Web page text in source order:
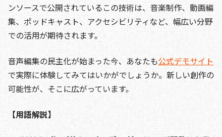
ンソースで公開されているこの技術は、音楽制作、動画編
集、ポッドキャスト、アクセシビリティなど、幅広い分野
での活用が期待されます。
音声編集の民主化が始まった今、あなたも公式デモサイト
で実際に体験してみてはいかがでしょうか。新しい創作の
可能性が、そこに広がっています。
【用語解説】